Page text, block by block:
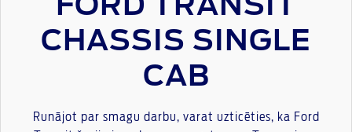
FORD TRANSIT
CHASSIS SINGLE
CAB
Runājot par smagu darbu, varat uzticēties, ka Ford